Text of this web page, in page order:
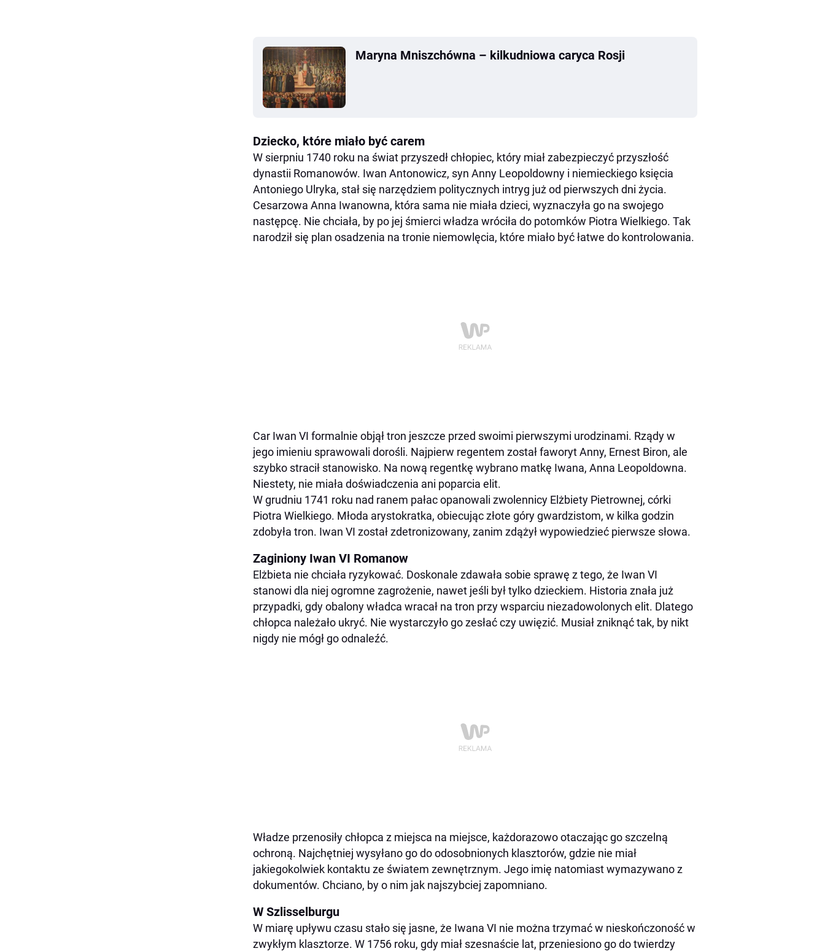
Maryna Mniszchówna – kilkudniowa caryca Rosji
Dziecko, które miało być carem
W sierpniu 1740 roku na świat przyszedł chłopiec, który miał zabezpieczyć przyszłość
dynastii Romanowów. Iwan Antonowicz, syn Anny Leopoldowny i niemieckiego księcia
Antoniego Ulryka, stał się narzędziem politycznych intryg już od pierwszych dni życia.
Cesarzowa Anna Iwanowna, która sama nie miała dzieci, wyznaczyła go na swojego
następcę. Nie chciała, by po jej śmierci władza wróciła do potomków Piotra Wielkiego. Tak
narodził się plan osadzenia na tronie niemowlęcia, które miało być łatwe do kontrolowania.
Car Iwan VI formalnie objął tron jeszcze przed swoimi pierwszymi urodzinami. Rządy w
jego imieniu sprawowali dorośli. Najpierw regentem został faworyt Anny, Ernest Biron, ale
szybko stracił stanowisko. Na nową regentkę wybrano matkę Iwana, Anna Leopoldowna.
Niestety, nie miała doświadczenia ani poparcia elit.
W grudniu 1741 roku nad ranem pałac opanowali zwolennicy Elżbiety Pietrownej, córki
Piotra Wielkiego. Młoda arystokratka, obiecując złote góry gwardzistom, w kilka godzin
zdobyła tron. Iwan VI został zdetronizowany, zanim zdążył wypowiedzieć pierwsze słowa.
Zaginiony Iwan VI Romanow
Elżbieta nie chciała ryzykować. Doskonale zdawała sobie sprawę z tego, że Iwan VI
stanowi dla niej ogromne zagrożenie, nawet jeśli był tylko dzieckiem. Historia znała już
przypadki, gdy obalony władca wracał na tron przy wsparciu niezadowolonych elit. Dlatego
chłopca należało ukryć. Nie wystarczyło go zesłać czy uwięzić. Musiał zniknąć tak, by nikt
nigdy nie mógł go odnaleźć.
Władze przenosiły chłopca z miejsca na miejsce, każdorazowo otaczając go szczelną
ochroną. Najchętniej wysyłano go do odosobnionych klasztorów, gdzie nie miał
jakiegokolwiek kontaktu ze światem zewnętrznym. Jego imię natomiast wymazywano z
dokumentów. Chciano, by o nim jak najszybciej zapomniano.
W Szlisselburgu
W miarę upływu czasu stało się jasne, że Iwana VI nie można trzymać w nieskończoność w
zwykłym klasztorze. W 1756 roku, gdy miał szesnaście lat, przeniesiono go do twierdzy